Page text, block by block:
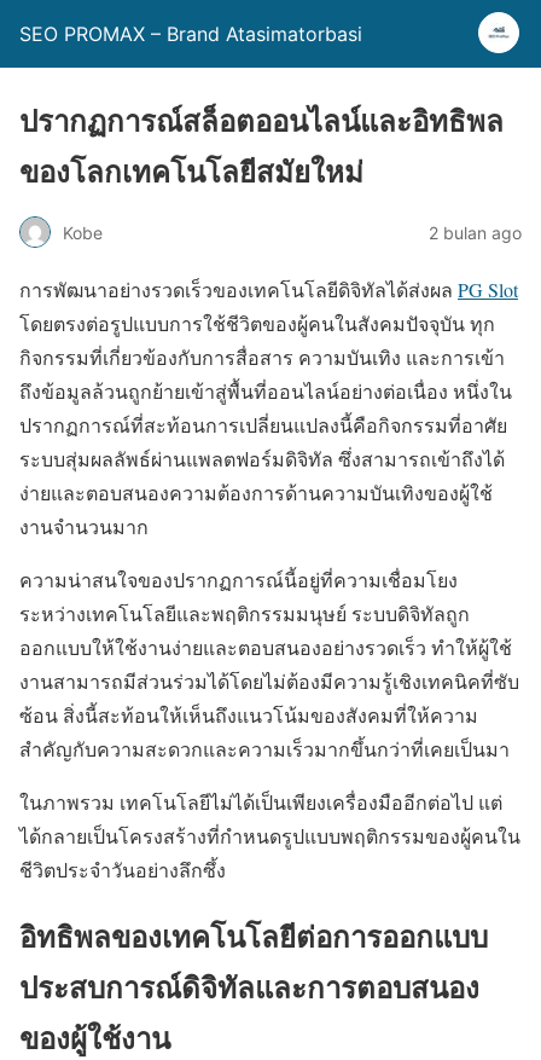
SEO PROMAX – Brand Atasimatorbasi
ปรากฏการณ์สล็อตออนไลน์และอิทธิพล
ของโลกเทคโนโลยีสมัยใหม่
Kobe 2 bulan ago
การพัฒนาอย่างรวดเร็วของเทคโนโลยีดิจิทัลได้ส่งผล PG Slot
โดยตรงต่อรูปแบบการใช้ชีวิตของผู้คนในสังคมปัจจุบัน ทุก
กิจกรรมที่เกี่ยวข้องกับการสื่อสาร ความบันเทิง และการเข้า
ถึงข้อมูลล้วนถูกย้ายเข้าสู่พื้นที่ออนไลน์อย่างต่อเนื่อง หนึ่งใน
ปรากฏการณ์ที่สะท้อนการเปลี่ยนแปลงนี้คือกิจกรรมที่อาศัย
ระบบสุ่มผลลัพธ์ผ่านแพลตฟอร์มดิจิทัล ซึ่งสามารถเข้าถึงได้
ง่ายและตอบสนองความต้องการด้านความบันเทิงของผู้ใช้
งานจำนวนมาก
ความน่าสนใจของปรากฏการณ์นี้อยู่ที่ความเชื่อมโยง
ระหว่างเทคโนโลยีและพฤติกรรมมนุษย์ ระบบดิจิทัลถูก
ออกแบบให้ใช้งานง่ายและตอบสนองอย่างรวดเร็ว ทำให้ผู้ใช้
งานสามารถมีส่วนร่วมได้โดยไม่ต้องมีความรู้เชิงเทคนิคที่ซับ
ซ้อน สิ่งนี้สะท้อนให้เห็นถึงแนวโน้มของสังคมที่ให้ความ
สำคัญกับความสะดวกและความเร็วมากขึ้นกว่าที่เคยเป็นมา
ในภาพรวม เทคโนโลยีไม่ได้เป็นเพียงเครื่องมืออีกต่อไป แต่
ได้กลายเป็นโครงสร้างที่กำหนดรูปแบบพฤติกรรมของผู้คนใน
ชีวิตประจำวันอย่างลึกซึ้ง
อิทธิพลของเทคโนโลยีต่อการออกแบบ
ประสบการณ์ดิจิทัลและการตอบสนอง
ของผู้ใช้งาน